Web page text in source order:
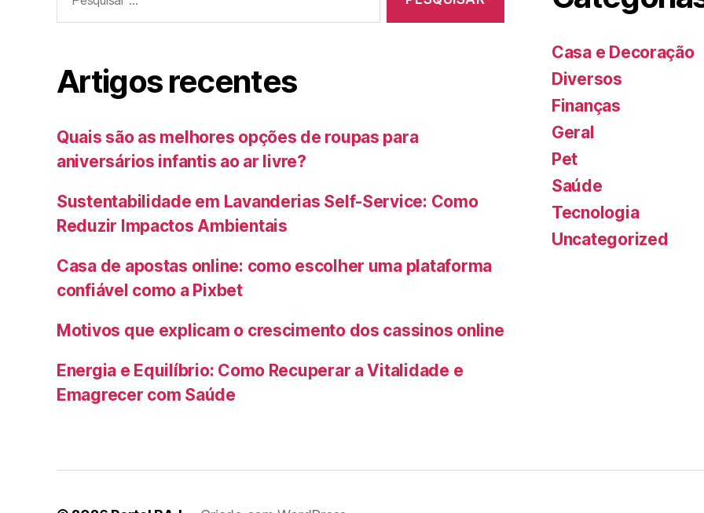
por:
Artigos recentes
Quais são as melhores opções de roupas para
aniversários infantis ao ar livre?
Sustentabilidade em Lavanderias Self-Service: Como
Reduzir Impactos Ambientais
Casa de apostas online: como escolher uma plataforma
confiável como a Pixbet
Motivos que explicam o crescimento dos cassinos online
Energia e Equilíbrio: Como Recuperar a Vitalidade e
Emagrecer com Saúde
Casa e Decoração
Diversos
Finanças
Geral
Pet
Saúde
Tecnologia
Uncategorized